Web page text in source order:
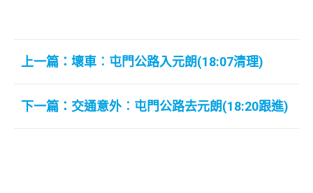
上一篇：壞車︰屯門公路入元朗(18:07清理)
下一篇：交通意外︰屯門公路去元朗(18:20跟進)